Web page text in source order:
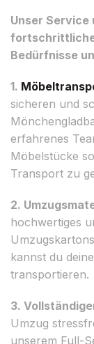
Unser
Bedürfnisse
1.
sicheren und
erfahrenes
Möbelstücke
Transport zu
2.
hochwertiges
kannst du
transportieren.
3.
Umzug
unserem Full-